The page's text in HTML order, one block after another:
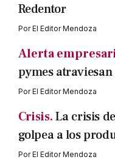
Redentor
PorEl Editor Mendoza
Alerta
pymes
PorEl Editor Mendoza
Crisis.La crisis
golpea a los
PorEl Editor Mendoza